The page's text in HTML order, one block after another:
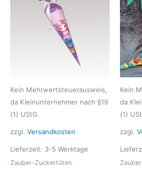
Kein Mehrwertsteuerausweis,
da Kleinunternehmer nach §19
(1) UStG.
zzgl. Versandkosten
Lieferzeit: 3-5 Werktage
Zauber-Zuckertüten
Kein
da
(1)
zzgl.